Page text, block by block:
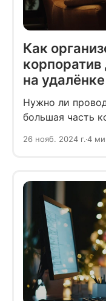
Как
на удалёнке
Нужно ли
большая часть
26 нояб. 2024 г.4